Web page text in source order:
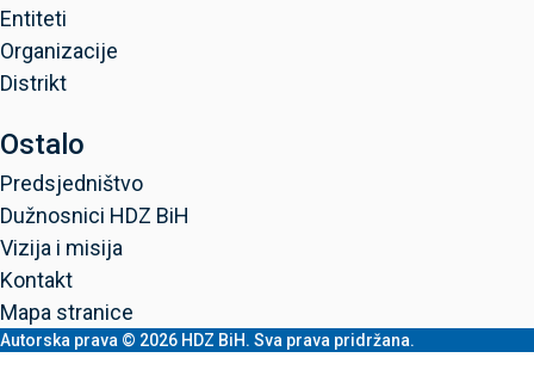
Entiteti
Organizacije
Distrikt
Ostalo
Predsjedništvo
Dužnosnici HDZ BiH
Vizija i misija
Kontakt
Mapa stranice
Autorska prava © 2026 HDZ BiH. Sva prava pridržana.